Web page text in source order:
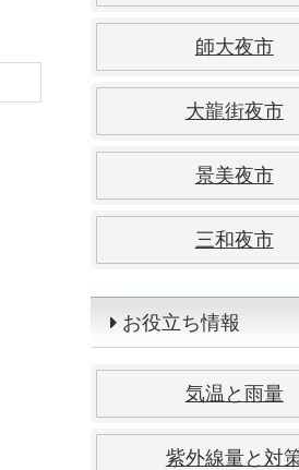
師大夜市
大龍街夜市
景美夜市
三和夜市
お役立ち情報
気温と雨量
紫外線量と対